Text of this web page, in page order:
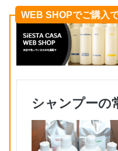
WEB SHOPでご購入